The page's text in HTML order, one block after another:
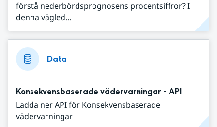
förstå nederbördsprognosens procentsiffror? I
denna vägled...
Data
Konsekvensbaserade vädervarningar - API
Ladda ner API för Konsekvensbaserade
vädervarningar